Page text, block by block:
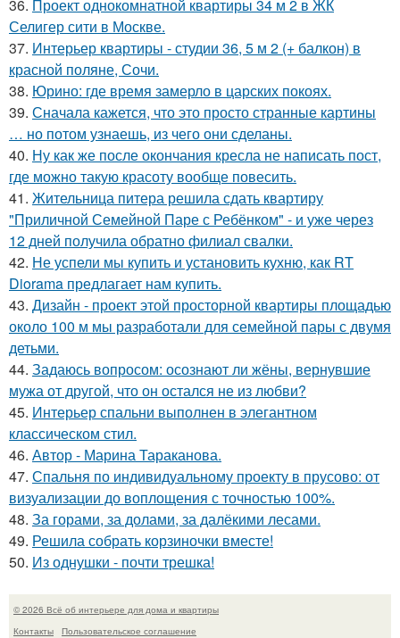
36. Проект однокомнатной квартиры 34 м 2 в ЖК
Селигер сити в Москве.
37. Интерьер квартиры - студии 36, 5 м 2 (+ балкон) в
красной поляне, Сочи.
38. Юрино: где время замерло в царских покоях.
39. Сначала кажется, что это просто странные картины
… но потом узнаешь, из чего они сделаны.
40. Ну как же после окончания кресла не написать пост,
где можно такую красоту вообще повесить.
41. Жительница питера решила сдать квартиру
"Приличной Семейной Паре с Ребёнком" - и уже через
12 дней получила обратно филиал свалки.
42. Не успели мы купить и установить кухню, как RT
Diorama предлагает нам купить.
43. Дизайн - проект этой просторной квартиры площадью
около 100 м мы разработали для семейной пары с двумя
детьми.
44. Задаюсь вопросом: осознают ли жёны, вернувшие
мужа от другой, что он остался не из любви?
45. Интерьер спальни выполнен в элегантном
классическом стил.
46. Автор - Марина Тараканова.
47. Спальня по индивидуальному проекту в прусово: от
визуализации до воплощения с точностью 100%.
48. За горами, за долами, за далёкими лесами.
49. Решила собрать корзиночки вместе!
50. Из однушки - почти трешка!
© 2026 Всё об интерьере для дома и квартиры
Контакты
Пользовательское соглашение